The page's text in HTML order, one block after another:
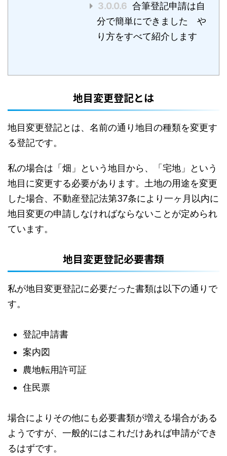
3.0.0.6 合筆登記申請は自
分で簡単にできました や
り方をすべて紹介します
地目変更登記とは
地目変更登記とは、名前の通り地目の種類を変更す
る登記です。
私の場合は「畑」という地目から、「宅地」という
地目に変更する必要があります。土地の用途を変更
した場合、不動産登記法第37条により一ヶ月以内に
地目変更の申請しなければならないことが定められ
ています。
地目変更登記必要書類
私が地目変更登記に必要だった書類は以下の通りで
す。
登記申請書
案内図
農地転用許可証
住民票
場合によりその他にも必要書類が増える場合がある
ようですが、一般的にはこれだけあれば申請ができ
るはずです。